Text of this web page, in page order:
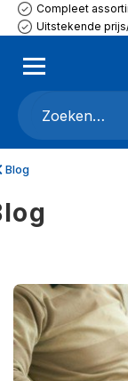
Compleet
Uitstekende
Blog